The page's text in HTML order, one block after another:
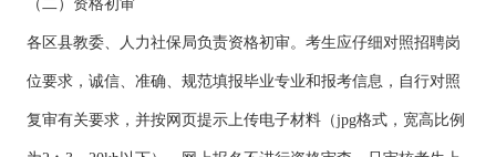
（二）资格初审
各区县教委、人力社保局负责资格初审。考生应仔细对照招聘岗
位要求，诚信、准确、规范填报毕业专业和报考信息，自行对照
复审有关要求，并按网页提示上传电子材料（jpg格式，宽高比例